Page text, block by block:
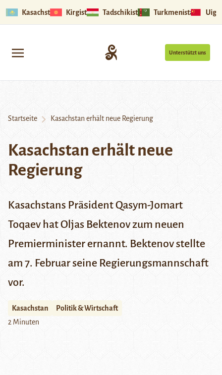
Kasachstan Kirgistan Tadschikistan Turkmenistan
Unterstützt uns
Startseite Kasachstan erhält neue Regierung
Kasachstan erhält neue
Regierung
Kasachstans Präsident Qasym-Jomart
Toqaev hat Oljas Bektenov zum neuen
Premierminister ernannt. Bektenov stellte
am 7. Februar seine Regierungsmannschaft
vor.
Kasachstan
Politik & Wirtschaft
2 Minuten